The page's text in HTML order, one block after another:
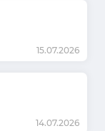
15.07.2026
14.07.2026